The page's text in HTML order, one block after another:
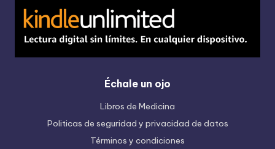
Échale un ojo
Libros de Medicina
Politicas de seguridad y privacidad de datos
Términos y condiciones